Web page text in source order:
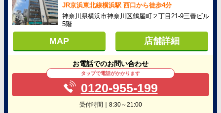
JR京浜東北線横浜駅 西口から徒歩4分
神奈川県横浜市神奈川区鶴屋町２丁目21-9三善ビル
5階
MAP 店舗詳細
お電話でのお問い合わせ
タップで電話がかかります
0120-955-199
受付時間｜8:30～21:00